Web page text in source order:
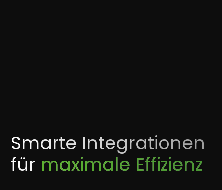
Smarte Integrationen
für maximale Effizienz